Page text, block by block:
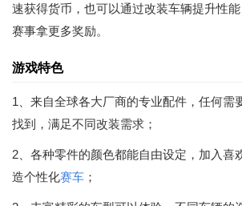
速获得货币，也可以通过改装车辆提升性
赛事拿更多奖励。
游戏特色
1、来自全球各大厂商的专业配件，任何需
找到，满足不同改装需求；
2、各种零件的颜色都能自由设定，加入喜
造个性化赛车 ；